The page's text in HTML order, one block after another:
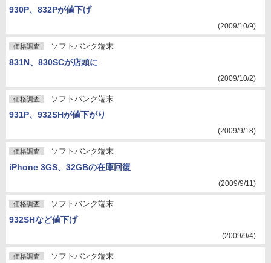
930P、832Pが値下げ
(2009/10/9)
価格調査 ソフトバンク端末
831N、830SCが店頭に
(2009/10/2)
価格調査 ソフトバンク端末
931P、932SHが値下がり
(2009/9/18)
価格調査 ソフトバンク端末
iPhone 3GS、32GBの在庫回復
(2009/9/11)
価格調査 ソフトバンク端末
932SHなど値下げ
(2009/9/4)
価格調査 ソフトバンク端末